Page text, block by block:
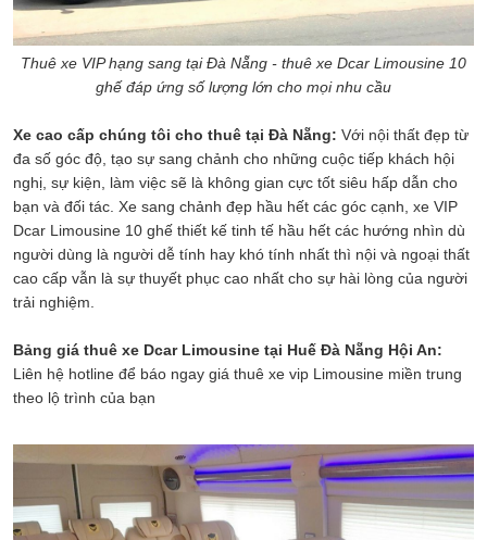
Thuê xe VIP hạng sang tại Đà Nẵng - thuê xe Dcar Limousine 10
ghế đáp ứng số lượng lớn cho mọi nhu cầu
Xe cao cấp chúng tôi cho thuê tại Đà Nẵng: Với nội thất đẹp từ
đa số góc độ, tạo sự sang chảnh cho những cuộc tiếp khách hội
nghị, sự kiện, làm việc sẽ là không gian cực tốt siêu hấp dẫn cho
bạn và đối tác. Xe sang chảnh đẹp hầu hết các góc cạnh, xe VIP
Dcar Limousine 10 ghế thiết kế tinh tế hầu hết các hướng nhìn dù
người dùng là người dễ tính hay khó tính nhất thì nội và ngoại thất
cao cấp vẫn là sự thuyết phục cao nhất cho sự hài lòng của người
trải nghiệm.
Bảng giá thuê xe Dcar Limousine tại Huế Đà Nẵng Hội An:
Liên hệ hotline để báo ngay giá thuê xe vip Limousine miền trung
theo lộ trình của bạn